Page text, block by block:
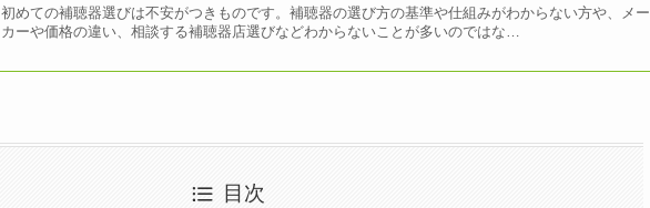
初めての補聴器選びは不安がつきものです。補聴器の選び方の基準や仕組みがわからない方や、メー
カーや価格の違い、相談する補聴器店選びなどわからないことが多いのではな…
目次